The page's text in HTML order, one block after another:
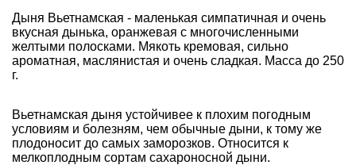
Дыня Вьетнамская - маленькая симпатичная и очень
вкусная дынька, оранжевая с многочисленными
желтыми полосками. Мякоть кремовая, сильно
ароматная, маслянистая и очень сладкая. Масса до 250
г.
Вьетнамская дыня устойчивее к плохим погодным
условиям и болезням, чем обычные дыни, к тому же
плодоносит до самых заморозков. Относится к
мелкоплодным сортам сахароносной дыни.